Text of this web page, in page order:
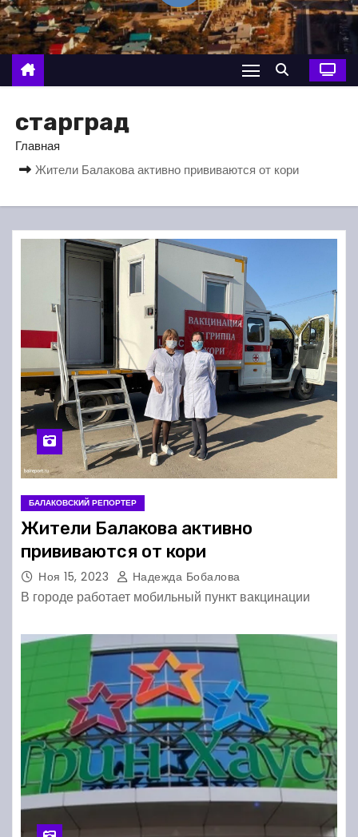
о
м
у
старград
Главная
Жители Балакова активно прививаются от кори
БАЛАКОВСКИЙ РЕПОРТЕР
Жители Балакова активно
прививаются от кори
Ноя 15, 2023 Надежда Бобалова
В городе работает мобильный пункт вакцинации